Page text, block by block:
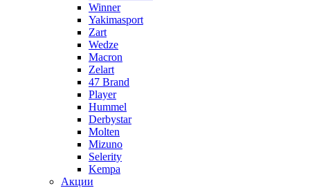
Winner
Yakimasport
Zart
Wedze
Macron
Zelart
47 Brand
Player
Hummel
Derbystar
Molten
Mizuno
Selerity
Kempa
Акции